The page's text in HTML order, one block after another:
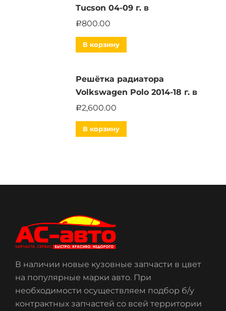
Tucson 04-09 г. в
Р800.00
В корзину
Решётка радиатора
Volkswagen Polo 2014-18 г. в
Р2,600.00
В корзину
В наличии новые кузовные запчасти в цвет
на популярные марки авто. При
необходимости осуществляем подбор б/у
контрактных запчастей со всей территории